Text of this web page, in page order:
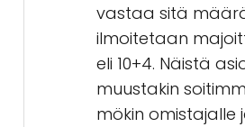
vastaa sitä
ilmoitetaan
eli 10+4. Näistä
muustakin
mökin omistajalle